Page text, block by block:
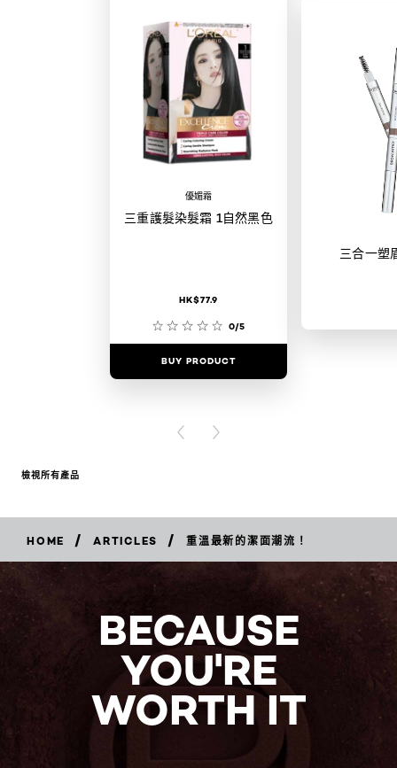
優媚霜
三重護髮染髮霜 1自然黑色
HK$77.9
0/5
BUY PRODUCT
三合一塑
PREVIOUS CARD
NEXT CARD
檢視所有產品
HOME / ARTICLES / 重溫最新的潔面潮流！
BECAUSE
YOU'RE
WORTH IT